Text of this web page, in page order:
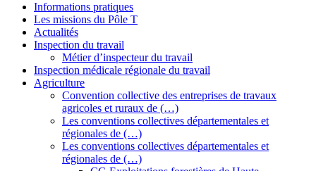
Informations pratiques
Les missions du Pôle T
Actualités
Inspection du travail
Métier d’inspecteur du travail
Inspection médicale régionale du travail
Agriculture
Convention collective des entreprises de travaux
agricoles et ruraux de (…)
Les conventions collectives départementales et
régionales de (…)
Les conventions collectives départementales et
régionales de (…)